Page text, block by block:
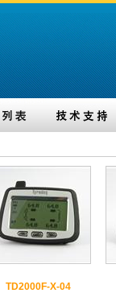
TD2000F-X-04